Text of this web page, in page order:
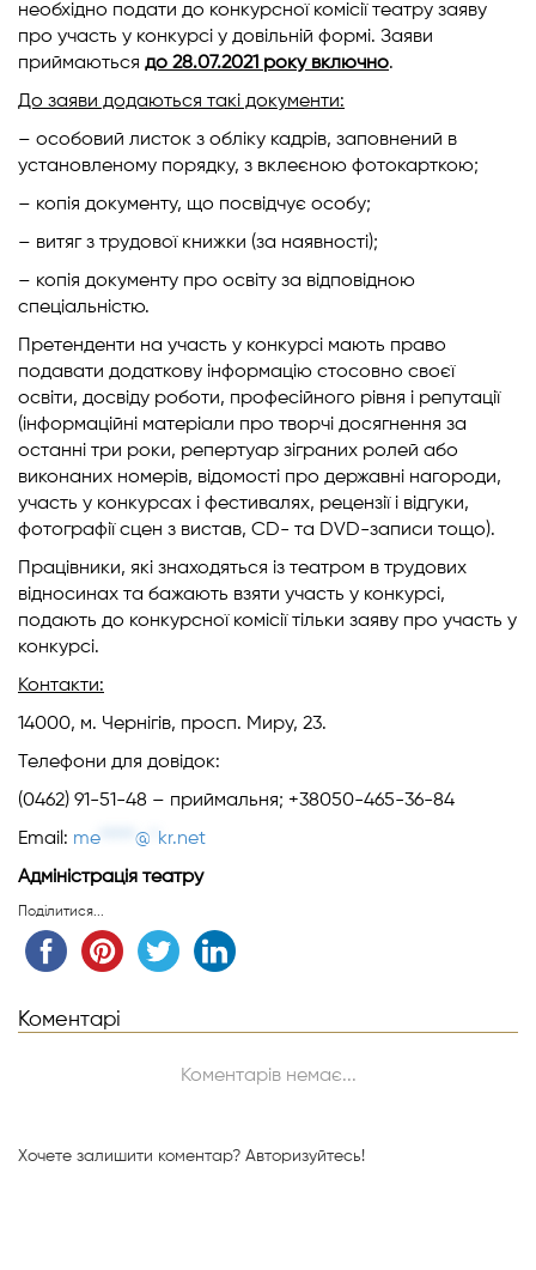
необхідно подати до конкурсної комісії театру заяву
про участь у конкурсі у довільній формі. Заяви
приймаються до 28.07.2021 року включно.
До заяви додаються такі документи:
– особовий листок з обліку кадрів, заповнений в
установленому порядку, з вклеєною фотокарткою;
– копія документу, що посвідчує особу;
– витяг з трудової книжки (за наявності);
– копія документу про освіту за відповідною
спеціальністю.
Претенденти на участь у конкурсі мають право
подавати додаткову інформацію стосовно своєї
освіти, досвіду роботи, професійного рівня і репутації
(інформаційні матеріали про творчі досягнення за
останні три роки, репертуар зіграних ролей або
виконаних номерів, відомості про державні нагороди,
участь у конкурсах і фестивалях, рецензії і відгуки,
фотографії сцен з вистав, CD- та DVD-записи тощо).
Працівники, які знаходяться із театром в трудових
відносинах та бажають взяти участь у конкурсі,
подають до конкурсної комісії тільки заяву про участь у
конкурсі.
Контакти:
14000, м. Чернігів, просп. Миру, 23.
Телефони для довідок:
(0462) 91-51-48 – приймальня; +38050-465-36-84
Email: me***** @ kr.net
Адміністрація театру
Поділитися...
Коментарі
Коментарів немає...
Хочете залишити коментар? Авторизуйтесь!